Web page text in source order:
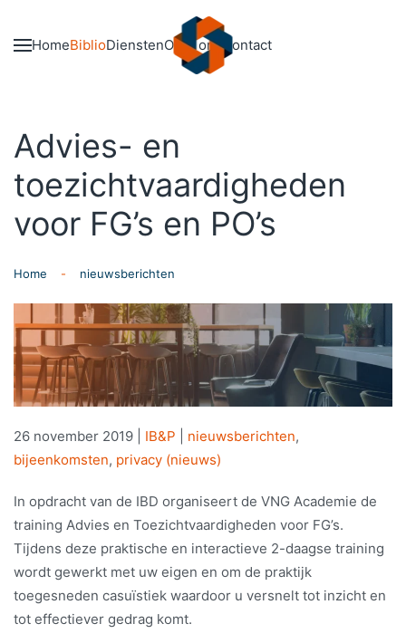
Skip to main content
HomeBiblioDienstenOver onsContact
Advies- en
toezichtvaardigheden
voor FG’s en PO’s
Home nieuwsberichten
26 november 2019 IB&P nieuwsberichten,
bijeenkomsten, privacy (nieuws)
In opdracht van de IBD organiseert de VNG Academie de
training Advies en Toezichtvaardigheden voor FG’s.
Tijdens deze praktische en interactieve 2-daagse training
wordt gewerkt met uw eigen en om de praktijk
toegesneden casuïstiek waardoor u versnelt tot inzicht en
tot effectiever gedrag komt.